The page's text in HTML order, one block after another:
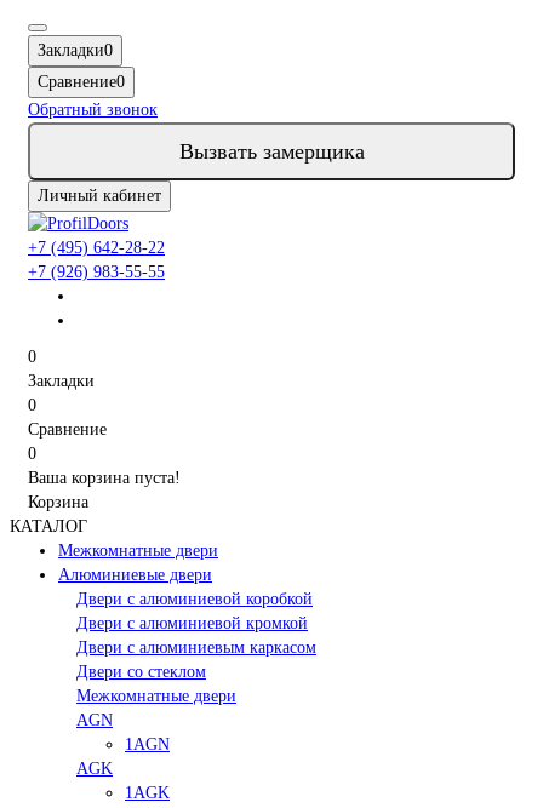
Закладки0
Сравнение0
Обратный звонок
Вызвать замерщика
Личный кабинет
+7 (495) 642-28-22
+7 (926) 983-55-55
0
Закладки
0
Сравнение
0
Ваша корзина пуста!
Корзина
КАТАЛОГ
Межкомнатные двери
Алюминиевые двери
Двери с алюминиевой коробкой
Двери с алюминиевой кромкой
Двери с алюминиевым каркасом
Двери со стеклом
Межкомнатные двери
AGN
1AGN
AGK
1AGK